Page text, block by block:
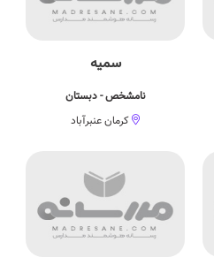
سمیه
نامشخص - دبستان
کرمان عنبرآباد